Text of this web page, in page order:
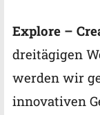
Explore –
dreitägigen
werden wir
innovativen